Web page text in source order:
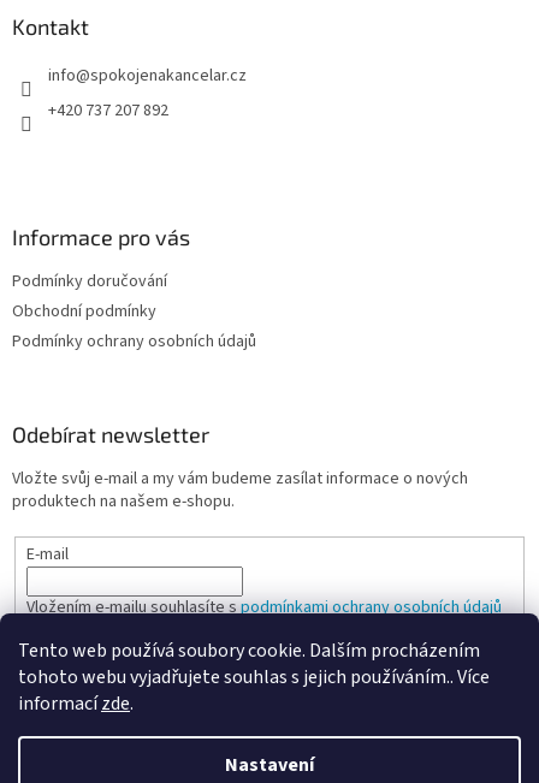
Tento web používá soubory cookie. Dalším procházením
tohoto webu vyjadřujete souhlas s jejich používáním.. Více
informacízde.
Nastavení
Kontakt
info@spokojenakancelar.cz
+420 737 207 892
Informace pro vás
Podmínky doručování
Obchodní podmínky
Podmínky ochrany osobních údajů
Odebírat newsletter
Vložte svůj e-mail a my vám budeme zasílat informace o nových
produktech na našem e-shopu.
E-mail
Vložením e-mailu souhlasíte spodmínkami ochrany osobních údajů
PŘIHLÁSIT SE
Vytvořil Shoptet